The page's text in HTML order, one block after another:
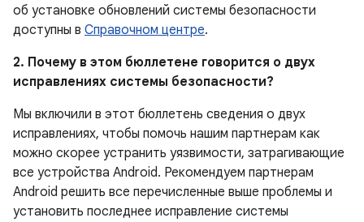
об установке обновлений системы безопасности
доступны в Справочном центре.
2. Почему в этом бюллетене говорится о двух
исправлениях системы безопасности?
Мы включили в этот бюллетень сведения о двух
исправлениях, чтобы помочь нашим партнерам как
можно скорее устранить уязвимости, затрагивающие
все устройства Android. Рекомендуем партнерам
Android решить все перечисленные выше проблемы и
установить последнее исправление системы